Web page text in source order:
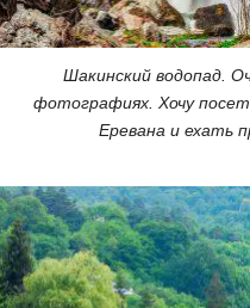
Шакинский водопад.
фотографиях. Хочу
Еревана и ехать